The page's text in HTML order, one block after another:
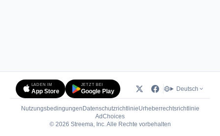
LADEN IM
App Store
JETZT BEI
Google Play Deutsch
Nutzungsbedingungen DatenschutzrichtlinieUrheberrechtsrichtlinie
AdChoices(öffnet in neuem Tab)
© 2026 Streema, Inc. Alle Rechte vorbehalten